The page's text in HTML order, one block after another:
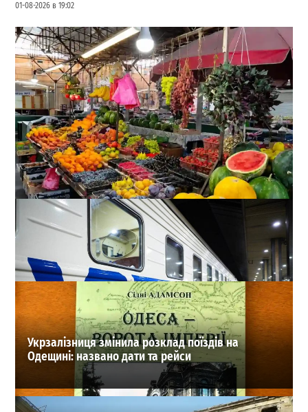
01-08-2026 в 19:02
Скільки коштують продукти на Новому базарі в Одесі:
актуальні ціни серпня
05-08-2026 в 16:42
ВИБІР РЕДАКЦІЇ
Укрзалізниця змінила розклад поїздів на
Одещині: названо дати та рейси